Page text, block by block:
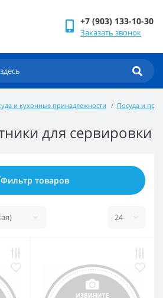
+7 (903) 133-10-30
Заказать звонок
и кухонные принадлежности Посуда и
для сервировки
Фильтр товаров